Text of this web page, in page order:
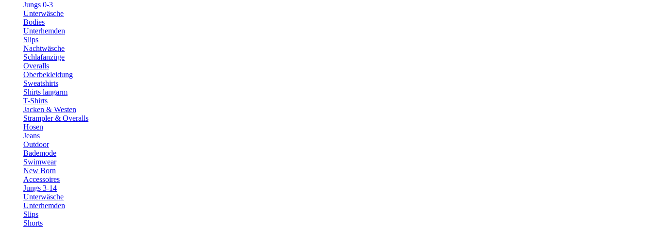
Jungs 0-3
Unterwäsche
Bodies
Unterhemden
Slips
Nachtwäsche
Schlafanzüge
Overalls
Oberbekleidung
Sweatshirts
Shirts langarm
T-Shirts
Jacken & Westen
Strampler & Overalls
Hosen
Jeans
Outdoor
Bademode
Swimwear
New Born
Accessoires
Jungs 3-14
Unterwäsche
Unterhemden
Slips
Shorts